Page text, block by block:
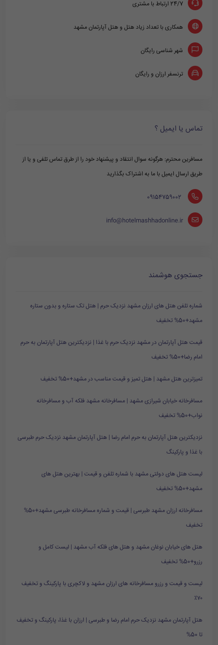
24/7 ارتباط با مشتری
همکاری با تعداد زیاد هتل و هتل آپارتمان مشهد
شهر شناسی رایگان
ترنسفر ارزان و رایگان
تماس یا ایمیل ؟
مسافرین محترم: هرگونه سوال انتقاد و پیشنهاد خود را از طرق تماس تلفی و یا از
طریق ارسال ایمیل با ما به اشتراک بگذارید
‪ 09154759002
info@hotelmashhadonline.ir
جستجوی هوشمند
شماره تلفن هتل های ارزان مشهد نزدیک حرم | هتل تک ستاره و بدون ستاره
مشهد+50% تخفیف
قیمت هتل آپارتمان در مشهد نزدیک حرم با غذا | نزدیکترین هتل آپارتمان به حرم
امام رضا+50% تخفیف
تمیزترین هتل مشهد | هتل تمیز و قیمت مناسب در مشهد+50% تخفیف
مسافرخانه خیابان شیرازی مشهد | مسافرخانه مشهد فلکه آب و مسافرخانه
نواب+50% تخفیف
نزدیکترین هتل آپارتمان به حرم امام رضا | هتل آپارتمان مشهد نزدیک حرم طبرسی
با غذا و پارکینگ
لیست هتل های دولتی مشهد با شماره تلفن و قیمت | بهترین هتل های
مشهد+50% تخفیف
مسافرخانه ارزان مشهد طبرسی | قیمت و شماره مسافرخانه طبرسی مشهد+50%
تخفیف
هتل های خیابان نوغان مشهد و هتل های فلکه آب مشهد | لیست کامل و
رزرو+50% تخفیف
لیست و قیمت و رزرو مسافرخانه های ارزان مشهد و لاکچری با پارکینگ و تخفیف
۷۰٪
هتل آپارتمان مشهد نزدیک حرم امام رضا و طبرسی | ارزان با غذا، پارکینگ و تخفیف
تا 50%